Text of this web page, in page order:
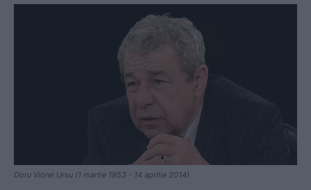
Doru Viorel Ursu (1 martie 1953 - 14 aprilie 2014)